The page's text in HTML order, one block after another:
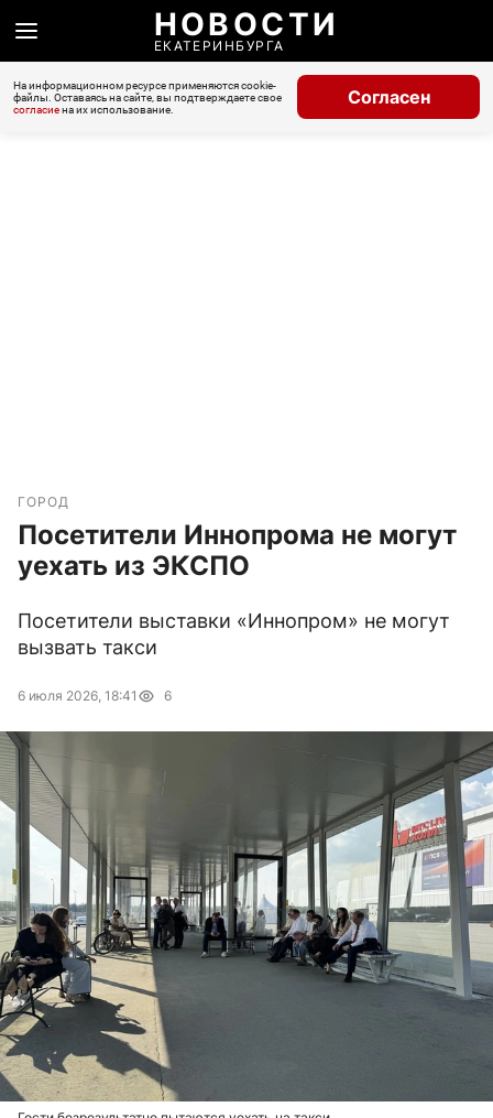
НОВОСТИ
ЕКАТЕРИНБУРГА
На информационном ресурсе применяются cookie-
файлы. Оставаясь на сайте, вы подтверждаете свое
согласиена их использование.
Согласен
ГОРОД
Посетители Иннопрома не могут
уехать из ЭКСПО
Посетители выставки «Иннопром» не могут
вызвать такси
6 июля 2026, 18:41 6